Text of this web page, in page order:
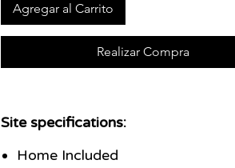
Agregar al Carrito
Realizar Compra
Site specifications:
Home Included